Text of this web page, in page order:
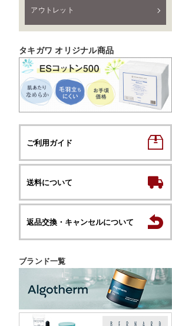
アウトレット
タキガワ オリジナル商品
ご利用ガイド
送料について
返品交換・キャンセルについて
ブランド一覧